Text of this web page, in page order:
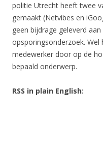
politie Utrecht heeft twee
gemaakt (Netvibes en
geen bijdrage geleverd
opsporingsonderzoek. Wel
medewerker door op de
bepaald onderwerp.
RSS in plain English: